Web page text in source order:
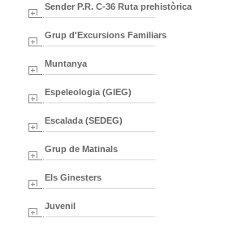
Sender P.R. C-36 Ruta prehistòrica
Grup d'Excursions Familiars
Muntanya
Espeleologia (GIEG)
Escalada (SEDEG)
Grup de Matinals
Els Ginesters
Juvenil